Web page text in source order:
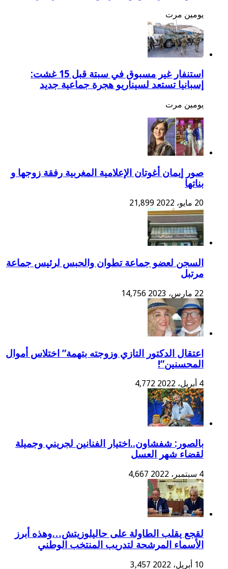
يومين مرت
استنفار غير مسبوق في سبتة قبل 15 غشت:
إسبانيا تستعد لسيناريو هجرة جماعية جديد
يومين مرت
صور إيمان أغوتان الإعلامية المغربية رفقة زوجها و
21,899
السجن لعضو جماعة تطوان والحبس لرئيس جماعة
مرتبل
14,756
اعتقال الدكتور التازي وزوجته بتهمة” اختلاس أموال
المحسنين”!
4,772
بالصور: شفشاون..اختيار الفنانين لجريني وجميلة
لقضاء شهر العسل
4,667
لقجع يقلب الطاولة على حاليلوزيتش…وهذه أبرز
الأسماء المرشحة لتدريب المنتخب الوطني
3,457